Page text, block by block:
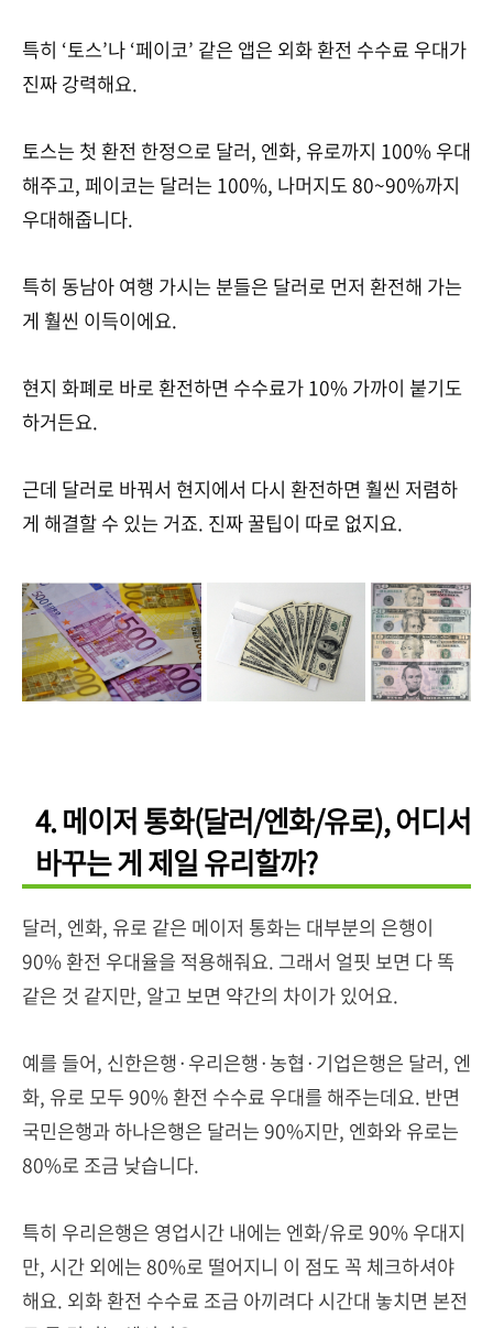
특히 ‘토스’나 ‘페이코’ 같은 앱은 외화 환전 수수료 우대가
진짜 강력해요.
토스는 첫 환전 한정으로 달러, 엔화, 유로까지 100% 우대
해주고, 페이코는 달러는 100%, 나머지도 80~90%까지
우대해줍니다.
특히 동남아 여행 가시는 분들은 달러로 먼저 환전해 가는
게 훨씬 이득이에요.
현지 화폐로 바로 환전하면 수수료가 10% 가까이 붙기도
하거든요.
근데 달러로 바꿔서 현지에서 다시 환전하면 훨씬 저렴하
게 해결할 수 있는 거죠. 진짜 꿀팁이 따로 없지요.
4. 메이저 통화(달러/엔화/유로), 어디서
바꾸는 게 제일 유리할까?
달러, 엔화, 유로 같은 메이저 통화는 대부분의 은행이
90% 환전 우대율을 적용해줘요. 그래서 얼핏 보면 다 똑
같은 것 같지만, 알고 보면 약간의 차이가 있어요.
예를 들어, 신한은행·우리은행·농협·기업은행은 달러, 엔
화, 유로 모두 90% 환전 수수료 우대를 해주는데요. 반면
국민은행과 하나은행은 달러는 90%지만, 엔화와 유로는
80%로 조금 낮습니다.
특히 우리은행은 영업시간 내에는 엔화/유로 90% 우대지
만, 시간 외에는 80%로 떨어지니 이 점도 꼭 체크하셔야
해요. 외화 환전 수수료 조금 아끼려다 시간대 놓치면 본전